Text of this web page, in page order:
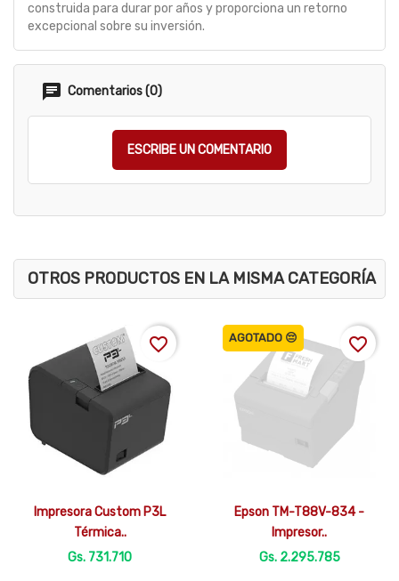
construida para durar por años y proporciona un retorno
excepcional sobre su inversión.
Comentarios (0)
ESCRIBE UN COMENTARIO
OTROS PRODUCTOS EN LA MISMA CATEGORÍA
Vista rápida
Impresora Custom P3L
Térmica..
Gs. 731.710
favorite_border
Vista rápida
Epson TM-T88V-834 -
Impresor..
Gs. 2.295.785
AGOTADO 😔 favorite_border